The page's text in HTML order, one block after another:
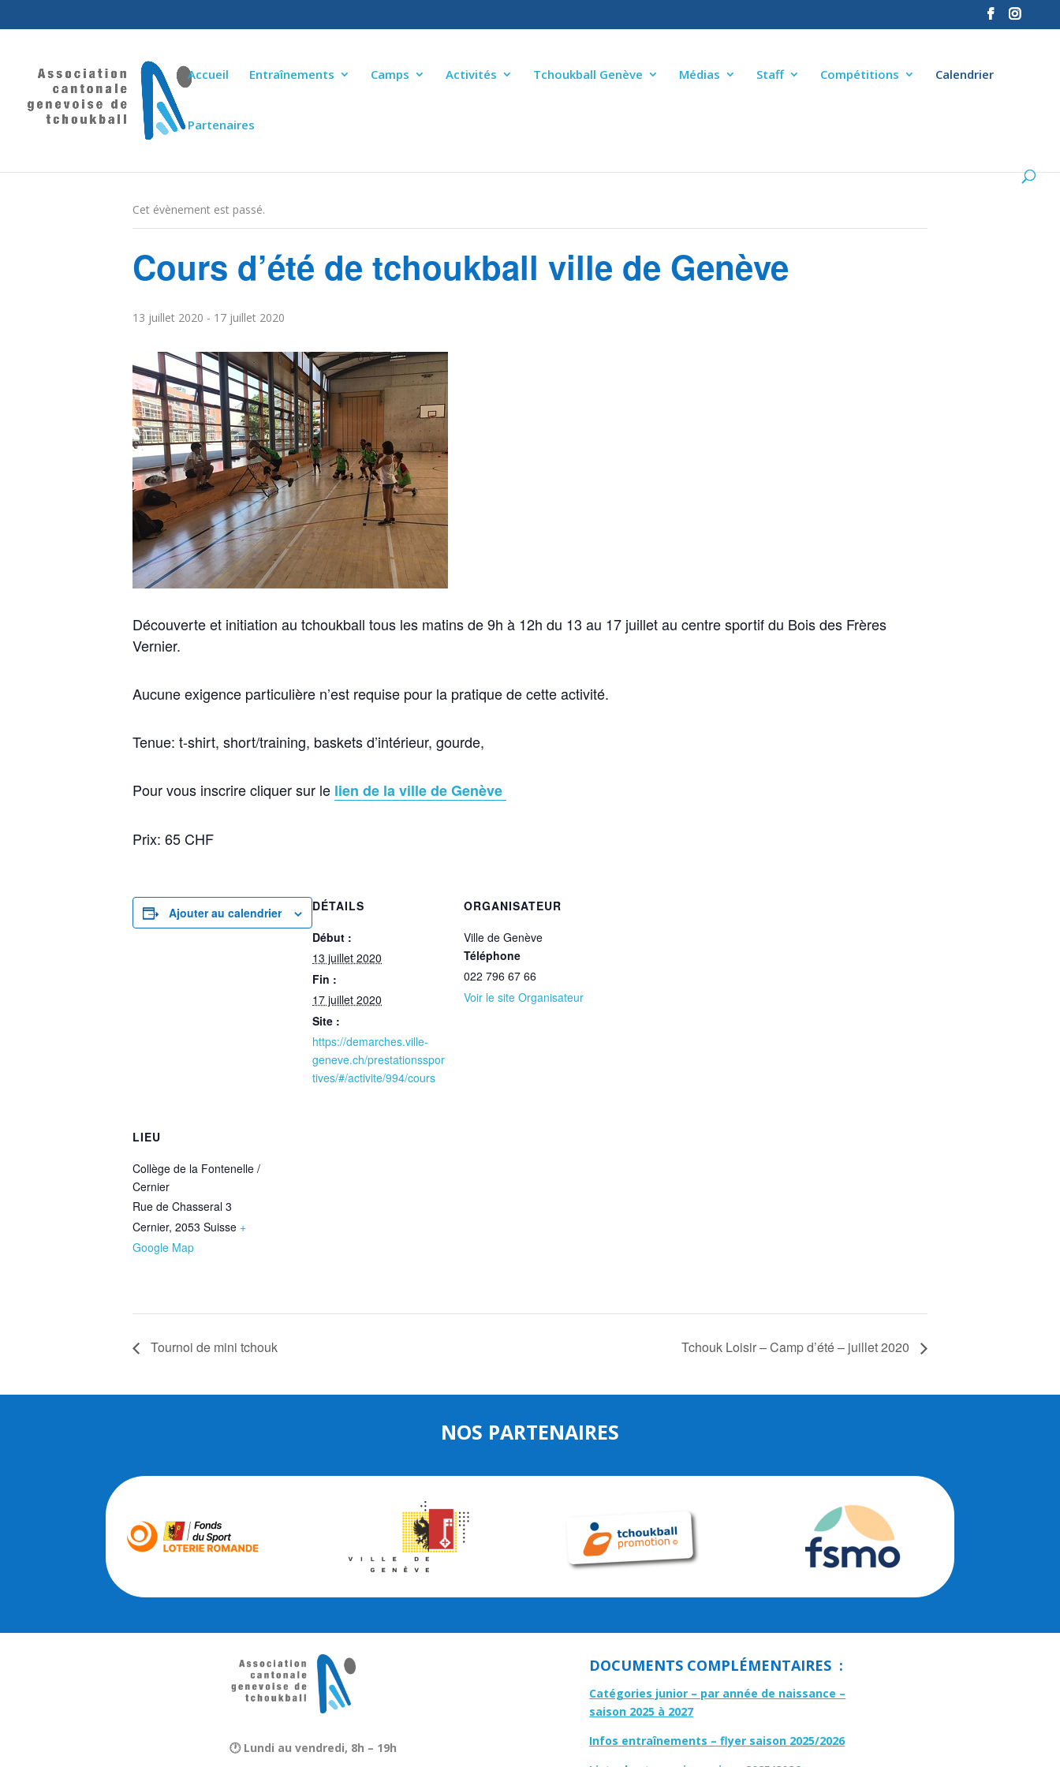
Accueil Entraînements Camps Activités Tchoukball Genève Médias Staff Compétitions Calendrier
Partenaires
Cet évènement est passé.
Cours d’été de tchoukball ville de Genève
13 juillet 2020 - 17 juillet 2020
Découverte et initiation au tchoukball tous les matins de 9h à 12h du 13 au 17 juillet au centre sportif du Bois des Frères
Vernier.
Aucune exigence particulière n’est requise pour la pratique de cette activité.
Tenue: t-shirt, short/training, baskets d’intérieur, gourde,
Pour vous inscrire cliquer sur le lien de la ville de Genève
Prix: 65 CHF
Ajouter au calendrier
DÉTAILS
Début :
13 juillet 2020
Fin :
17 juillet 2020
Site :
https://demarches.ville-
geneve.ch/prestationsspor
tives/#/activite/994/cours
ORGANISATEUR
Ville de Genève
Téléphone
022 796 67 66
Voir le site Organisateur
LIEU
Collège de la Fontenelle /
Cernier
Rue de Chasseral 3
Cernier, 2053 Suisse +
Google Map
Tournoi de mini tchouk Tchouk Loisir – Camp d’été – juillet 2020
NOS PARTENAIRES
🕐 Lundi au vendredi, 8h – 19h
DOCUMENTS COMPLÉMENTAIRES :
Catégories junior – par année de naissance –
saison 2025 à 2027
Infos entraînements – flyer saison 2025/2026